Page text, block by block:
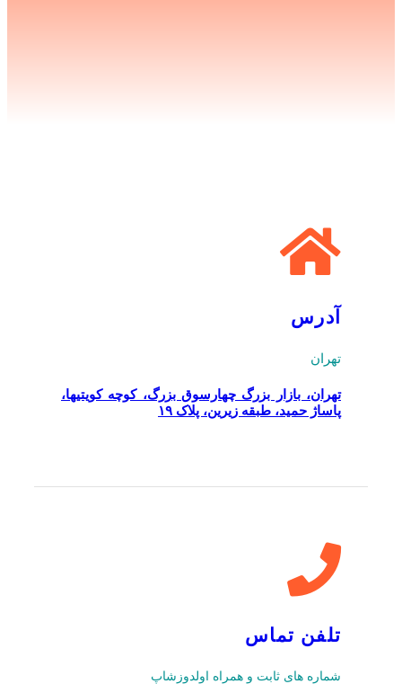
آدرس
تهران
تهران، بازار بزرگ چهارسوق بزرگ، کوچه کویتیها،
پاساژ حمید، طبقه زیرین، پلاک ۱۹
تلفن تماس
شماره های ثابت و همراه اولدوزشاپ